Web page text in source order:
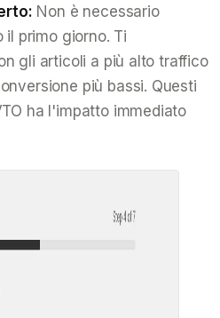
Non è necessario
primo giorno. Ti
gli articoli a più alto traffico
più bassi. Questi
ha l'impatto immediato